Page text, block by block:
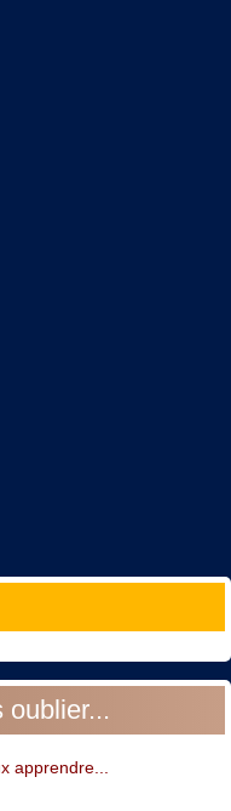
oublier...
apprendre...